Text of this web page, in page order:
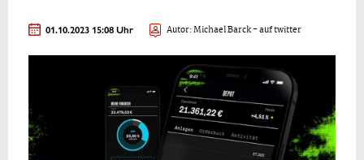
01.10.2023 15:08 Uhr Autor:Michael Barck- auf twitter